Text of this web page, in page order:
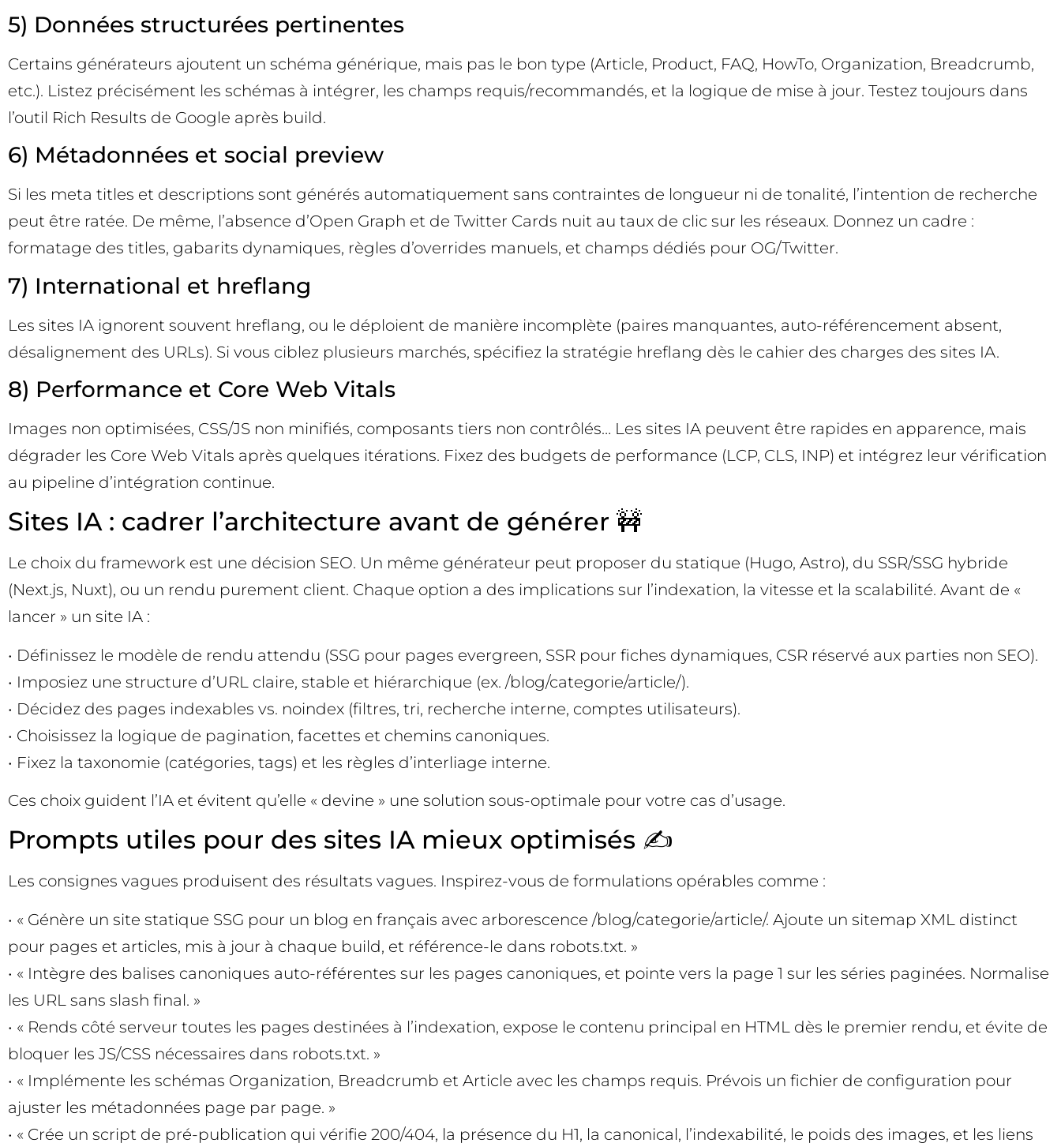
5) Données structurées pertinentes
Certains générateurs ajoutent un schéma générique, mais pas le bon type (Article, Product, FAQ, HowTo, Organization, Breadcrumb,
etc.). Listez précisément les schémas à intégrer, les champs requis/recommandés, et la logique de mise à jour. Testez toujours dans
l’outil Rich Results de Google après build.
6) Métadonnées et social preview
Si les meta titles et descriptions sont générés automatiquement sans contraintes de longueur ni de tonalité, l’intention de recherche
peut être ratée. De même, l’absence d’Open Graph et de Twitter Cards nuit au taux de clic sur les réseaux. Donnez un cadre :
formatage des titles, gabarits dynamiques, règles d’overrides manuels, et champs dédiés pour OG/Twitter.
7) International et hreflang
Les sites IA ignorent souvent hreflang, ou le déploient de manière incomplète (paires manquantes, auto-référencement absent,
désalignement des URLs). Si vous ciblez plusieurs marchés, spécifiez la stratégie hreflang dès le cahier des charges des sites IA.
8) Performance et Core Web Vitals
Images non optimisées, CSS/JS non minifiés, composants tiers non contrôlés… Les sites IA peuvent être rapides en apparence, mais
dégrader les Core Web Vitals après quelques itérations. Fixez des budgets de performance (LCP, CLS, INP) et intégrez leur vérification
au pipeline d’intégration continue.
Sites IA : cadrer l’architecture avant de générer 🚧
Le choix du framework est une décision SEO. Un même générateur peut proposer du statique (Hugo, Astro), du SSR/SSG hybride
(Next.js, Nuxt), ou un rendu purement client. Chaque option a des implications sur l’indexation, la vitesse et la scalabilité. Avant de «
lancer » un site IA :
• Définissez le modèle de rendu attendu (SSG pour pages evergreen, SSR pour fiches dynamiques, CSR réservé aux parties non SEO).
• Imposiez une structure d’URL claire, stable et hiérarchique (ex. /blog/categorie/article/).
• Décidez des pages indexables vs. noindex (filtres, tri, recherche interne, comptes utilisateurs).
• Choisissez la logique de pagination, facettes et chemins canoniques.
• Fixez la taxonomie (catégories, tags) et les règles d’interliage interne.
Ces choix guident l’IA et évitent qu’elle « devine » une solution sous-optimale pour votre cas d’usage.
Prompts utiles pour des sites IA mieux optimisés ✍️
Les consignes vagues produisent des résultats vagues. Inspirez-vous de formulations opérables comme :
• « Génère un site statique SSG pour un blog en français avec arborescence /blog/categorie/article/. Ajoute un sitemap XML distinct
pour pages et articles, mis à jour à chaque build, et référence-le dans robots.txt. »
• « Intègre des balises canoniques auto-référentes sur les pages canoniques, et pointe vers la page 1 sur les séries paginées. Normalise
les URL sans slash final. »
• « Rends côté serveur toutes les pages destinées à l’indexation, expose le contenu principal en HTML dès le premier rendu, et évite de
bloquer les JS/CSS nécessaires dans robots.txt. »
• « Implémente les schémas Organization, Breadcrumb et Article avec les champs requis. Prévois un fichier de configuration pour
ajuster les métadonnées page par page. »
• « Crée un script de pré-publication qui vérifie 200/404, la présence du H1, la canonical, l’indexabilité, le poids des images, et les liens